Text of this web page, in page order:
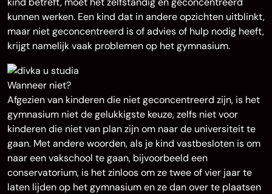
kunnen werken. Een kind dat in andere opzichten uitblinkt,
maar niet geconcentreerd is of advies of hulp nodig heeft,
krijgt namelijk vaak problemen op het gymnasium.
Wanneer niet?
Afgezien van kinderen die niet geconcentreerd zijn, is het
gymnasium niet de gelukkigste keuze, zelfs niet voor
kinderen die niet van plan zijn om naar de universiteit te
gaan. Met andere woorden, als je kind vastbesloten is om
naar een vakschool te gaan, bijvoorbeeld een
conservatorium, is het zinloos om ze twee of vier jaar te
laten lijden op het gymnasium en ze dan over te plaatsen